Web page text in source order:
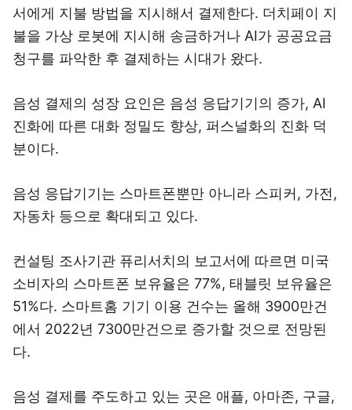
서에게 지불 방법을 지시해서 결제한다. 더치페이 지
불을 가상 로봇에 지시해 송금하거나 AI가 공공요금
청구를 파악한 후 결제하는 시대가 왔다.
음성 결제의 성장 요인은 음성 응답기기의 증가, AI
진화에 따른 대화 정밀도 향상, 퍼스널화의 진화 덕
분이다.
음성 응답기기는 스마트폰뿐만 아니라 스피커, 가전,
자동차 등으로 확대되고 있다.
컨설팅 조사기관 퓨리서치의 보고서에 따르면 미국
소비자의 스마트폰 보유율은 77%, 태블릿 보유율은
51%다. 스마트홈 기기 이용 건수는 올해 3900만건
에서 2022년 7300만건으로 증가할 것으로 전망된
다.
음성 결제를 주도하고 있는 곳은 애플, 아마존, 구글,